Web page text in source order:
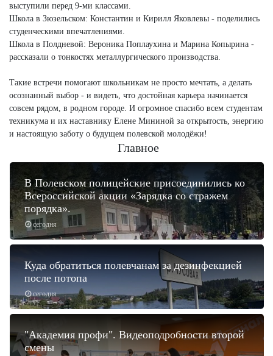
выступили перед 9-ми классами.
Школа в Зюзельском: Константин и Кирилл Яковлевы - поделились
студенческими впечатлениями.
Школа в Полдневой: Вероника Поплаухина и Марина Копырина -
рассказали о тонкостях металлургического производства.
Такие встречи помогают школьникам не просто мечтать, а делать
осознанный выбор - и видеть, что достойная карьера начинается
совсем рядом, в родном городе. И огромное спасибо всем студентам
техникума и их наставнику Елене Мининой за открытость, энергию
и настоящую заботу о будущем полевской молодёжи!
Главное
сегодня
В Полевском полицейские присоединились ко
Всероссийской акции «Зарядка со стражем
порядка».
сегодня
Куда обратиться полевчанам за дезинфекцией
после потопа
"Академия профи". Видеоподробности второй
смены